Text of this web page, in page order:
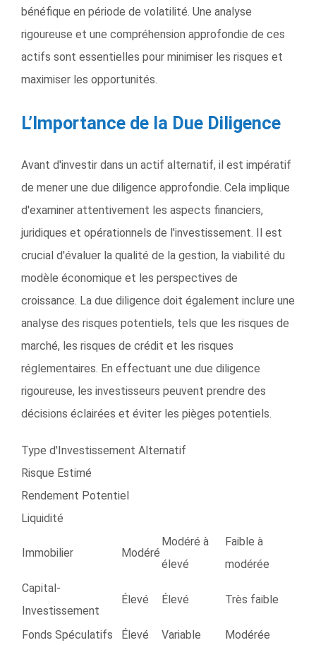
bénéfique en période de volatilité. Une analyse
rigoureuse et une compréhension approfondie de ces
actifs sont essentielles pour minimiser les risques et
maximiser les opportunités.
L’Importance de la Due Diligence
Avant d'investir dans un actif alternatif, il est impératif
de mener une due diligence approfondie. Cela implique
d'examiner attentivement les aspects financiers,
juridiques et opérationnels de l'investissement. Il est
crucial d'évaluer la qualité de la gestion, la viabilité du
modèle économique et les perspectives de
croissance. La due diligence doit également inclure une
analyse des risques potentiels, tels que les risques de
marché, les risques de crédit et les risques
réglementaires. En effectuant une due diligence
rigoureuse, les investisseurs peuvent prendre des
décisions éclairées et éviter les pièges potentiels.
Type d'Investissement Alternatif
Risque Estimé
Rendement Potentiel
Liquidité
Immobilier Modéré
Modéré à
élevé
Faible à
modérée
Capital-
Investissement
Élevé Élevé Très faible
Fonds Spéculatifs Élevé Variable
Modérée